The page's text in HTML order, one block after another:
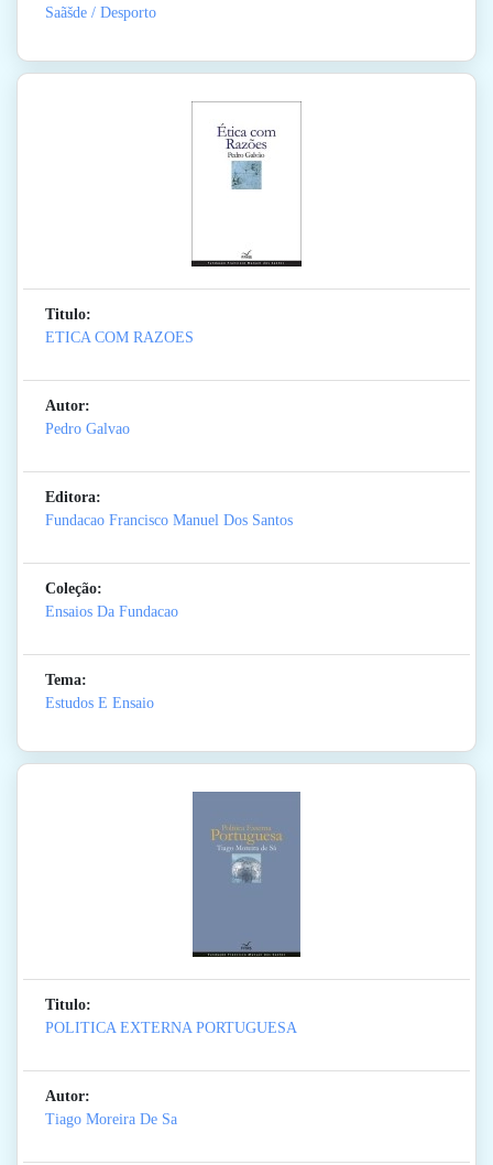
Saãšde / Desporto
Titulo:
ETICA COM RAZOES
Autor:
Pedro Galvao
Editora:
Fundacao Francisco Manuel Dos Santos
Coleção:
Ensaios Da Fundacao
Tema:
Estudos E Ensaio
Titulo:
POLITICA EXTERNA PORTUGUESA
Autor:
Tiago Moreira De Sa